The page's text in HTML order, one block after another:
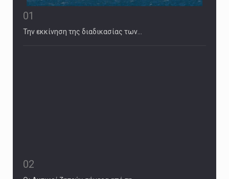
01
Την εκκίνηση της διαδικασίας των…
02